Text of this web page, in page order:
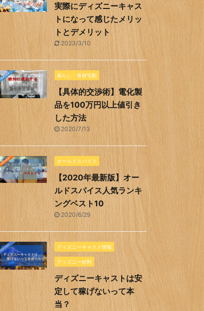
実際にディズニーキャス
トになって感じたメリッ
トとデメリット
2023/3/10
暮らし・食材宅配
【具体的交渉術】電化製
品を100万円以上値引き
した方法
2020/7/13
オールドスパイス
【2020年最新版】オー
ルドスパイス人気ランキ
ングベスト10
2020/6/29
ディズニーキャスト情報
ディズニー給料
ディズニーキャストは安
定して稼げないって本
当？